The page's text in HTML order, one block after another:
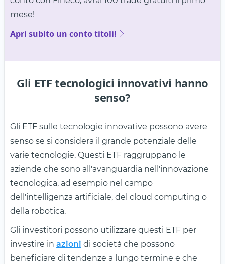
mese!
Apri subito un conto titoli!
Gli ETF tecnologici innovativi hanno
senso?
Gli ETF sulle tecnologie innovative possono avere
senso se si considera il grande potenziale delle
varie tecnologie. Questi ETF raggruppano le
aziende che sono all'avanguardia nell'innovazione
tecnologica, ad esempio nel campo
dell'intelligenza artificiale, del cloud computing o
della robotica.
Gli investitori possono utilizzare questi ETF per
investire in azioni di società che possono
beneficiare di tendenze a lungo termine e che